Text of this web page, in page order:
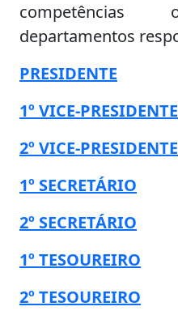
competências
departamentos
PRESIDENTE
1º VICE-PRESIDENTE
2º VICE-PRESIDENTE
1º SECRETÁRIO
2º SECRETÁRIO
1º TESOUREIRO
2º TESOUREIRO